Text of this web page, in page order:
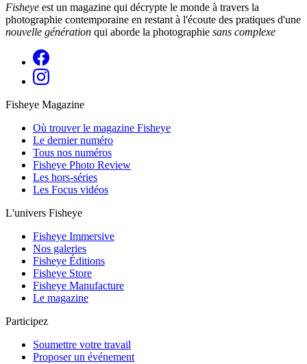
Fisheye est un magazine qui décrypte le monde à travers la
photographie contemporaine en restant à l'écoute des pratiques d'une
nouvelle génération qui aborde la photographie sans complexe
Fisheye Magazine
Où trouver le magazine Fisheye
Le dernier numéro
Tous nos numéros
Fisheye Photo Review
Les hors-séries
Les Focus vidéos
L'univers Fisheye
Fisheye Immersive
Nos galeries
Fisheye Éditions
Fisheye Store
Fisheye Manufacture
Le magazine
Participez
Soumettre votre travail
Proposer un événement